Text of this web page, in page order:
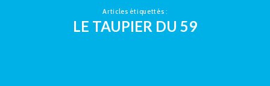
Articles étiquettés :
LE TAUPIER DU 59